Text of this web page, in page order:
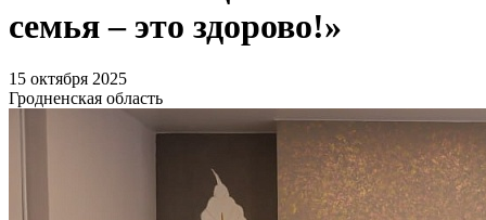
семья – это здорово!»
15 октября 2025
Гродненская область